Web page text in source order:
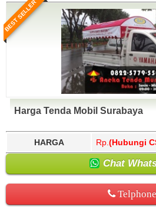
BEST SELLER
Harga Tenda Mobil Surabaya
HARGA Rp. (Hubungi
Chat
Telphone